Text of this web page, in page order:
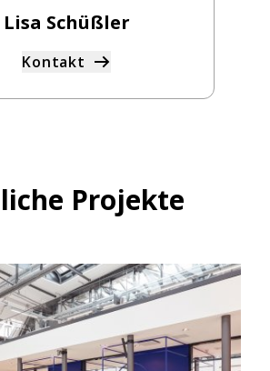
Lisa Schüßler
Kontakt
Projekte